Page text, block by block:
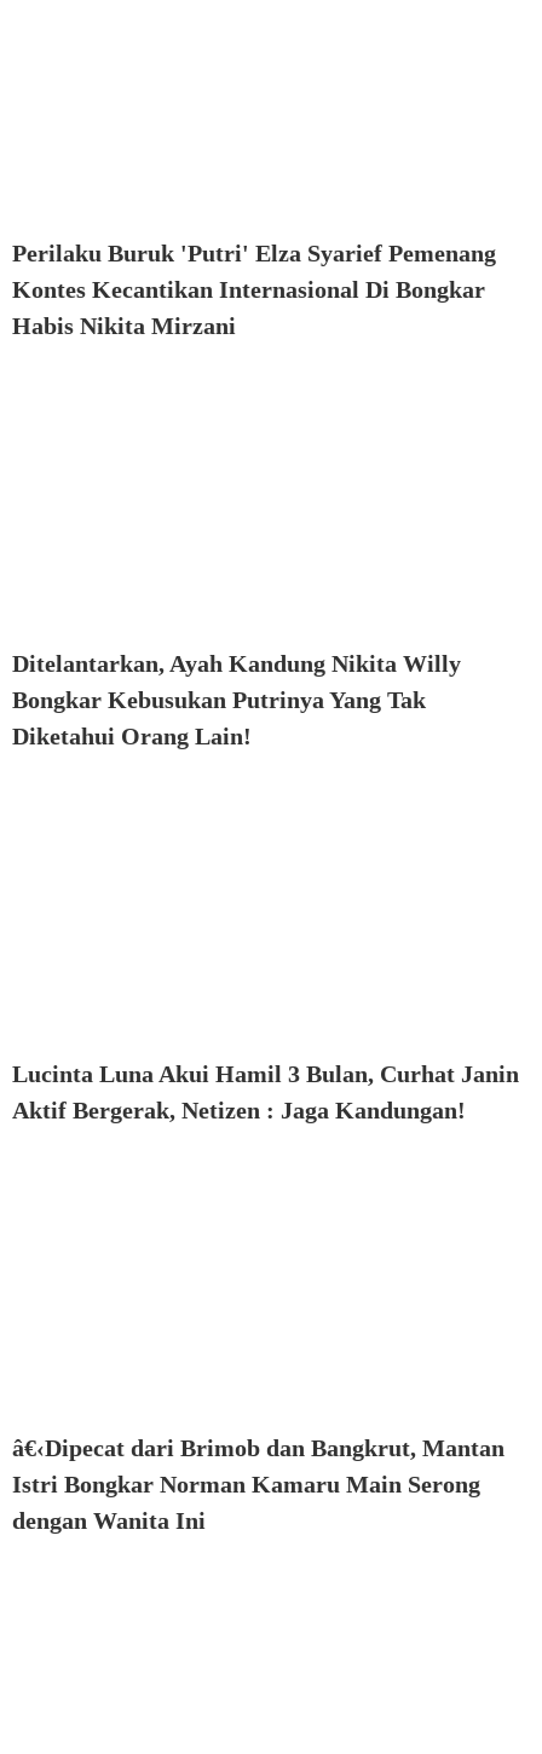
Perilaku Buruk 'Putri' Elza Syarief Pemenang
Kontes Kecantikan Internasional Di Bongkar
Habis Nikita Mirzani
Ditelantarkan, Ayah Kandung Nikita Willy
Bongkar Kebusukan Putrinya Yang Tak
Diketahui Orang Lain!
Lucinta Luna Akui Hamil 3 Bulan, Curhat Janin
Aktif Bergerak, Netizen : Jaga Kandungan!
â€‹Dipecat dari Brimob dan Bangkrut, Mantan
Istri Bongkar Norman Kamaru Main Serong
dengan Wanita Ini